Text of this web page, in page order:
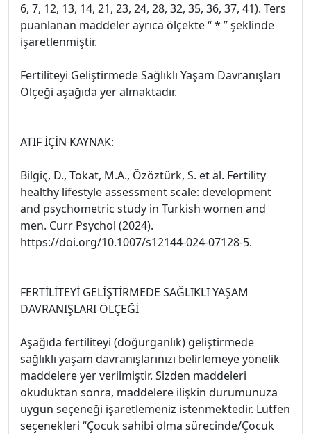
6, 7, 12, 13, 14, 21, 23, 24, 28, 32, 35, 36, 37, 41). Ters
puanlanan maddeler ayrıca ölçekte “ * ” şeklinde
işaretlenmiştir.
Fertiliteyi Geliştirmede Sağlıklı Yaşam Davranışları
Ölçeği aşağıda yer almaktadır.
ATIF İÇİN KAYNAK:
Bilgiç, D., Tokat, M.A., Özöztürk, S. et al. Fertility
healthy lifestyle assessment scale: development
and psychometric study in Turkish women and
men. Curr Psychol (2024).
https://doi.org/10.1007/s12144-024-07128-5.
FERTİLİTEYİ GELİŞTİRMEDE SAĞLIKLI YAŞAM
DAVRANIŞLARI ÖLÇEĞİ
Aşağıda fertiliteyi (doğurganlık) geliştirmede
sağlıklı yaşam davranışlarınızı belirlemeye yönelik
maddelere yer verilmiştir. Sizden maddeleri
okuduktan sonra, maddelere ilişkin durumunuza
uygun seçeneği işaretlemeniz istenmektedir. Lütfen
seçenekleri “Çocuk sahibi olma sürecinde/Çocuk